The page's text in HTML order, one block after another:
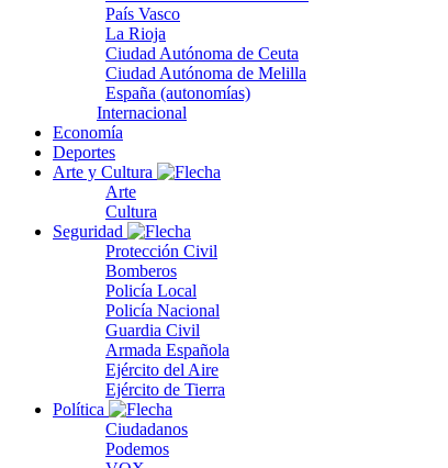
País Vasco
La Rioja
Ciudad Autónoma de Ceuta
Ciudad Autónoma de Melilla
España (autonomías)
Internacional
Economía
Deportes
Arte y Cultura
Arte
Cultura
Seguridad
Protección Civil
Bomberos
Policía Local
Policía Nacional
Guardia Civil
Armada Española
Ejército del Aire
Ejército de Tierra
Política
Ciudadanos
Podemos